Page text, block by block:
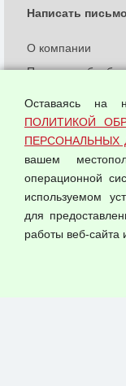
© 2026 ООО
О компании
Политика
Согласием на
Оферта оптовой
Публичная
Написать
Оставаясь на
ПОЛИТИКОЙ
ПЕРСОНАЛЬНЫХ
вашем
операционной
используемом
для
работы веб-сайта